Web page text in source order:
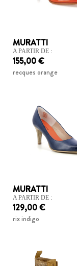
MURATTI
A PARTIR DE :
155,00 €
recques orange
MURATTI
A PARTIR DE :
129,00 €
rix indigo